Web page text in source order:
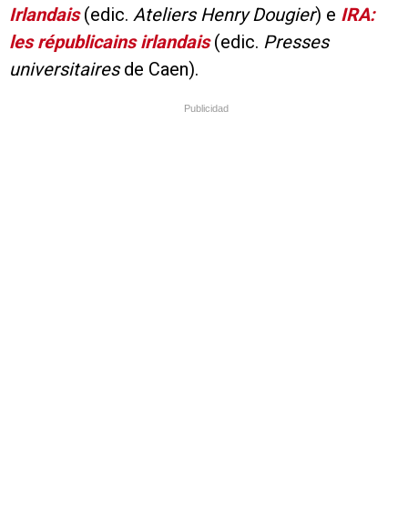
Irlandais(edic. Ateliers Henry Dougier) e IRA:
les républicains irlandais(edic. Presses
universitairesde Caen).
Publicidad